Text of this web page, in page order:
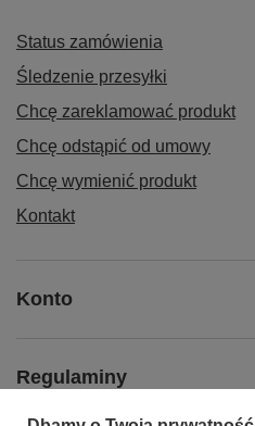
Status zamówienia
Śledzenie przesyłki
Chcę zareklamować produkt
Chcę odstąpić od umowy
Chcę wymienić produkt
Kontakt
Konto
Regulaminy